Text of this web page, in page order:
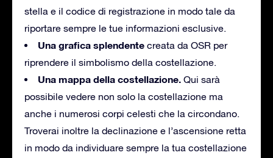
stella e il codice di registrazione in modo tale da
riportare sempre le tue informazioni esclusive.
Una grafica splendente creata da OSR per
riprendere il simbolismo della costellazione.
Una mappa della costellazione. Qui sarà
possibile vedere non solo la costellazione ma
anche i numerosi corpi celesti che la circondano.
Troverai inoltre la declinazione e l’ascensione retta
in modo da individuare sempre la tua costellazione